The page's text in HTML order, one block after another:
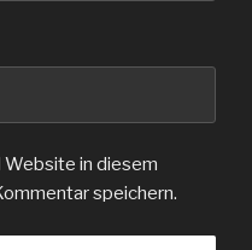
in diesem
speichern.